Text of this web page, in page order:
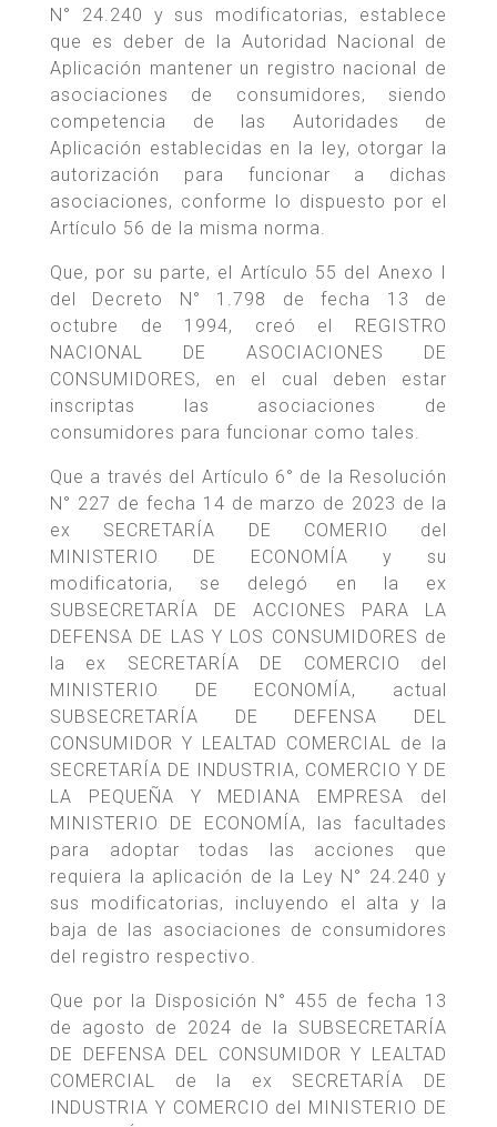
N° 24.240 y sus modificatorias, establece
que es deber de la Autoridad Nacional de
Aplicación mantener un registro nacional de
asociaciones de consumidores, siendo
competencia de las Autoridades de
Aplicación establecidas en la ley, otorgar la
autorización para funcionar a dichas
asociaciones, conforme lo dispuesto por el
Artículo 56 de la misma norma.
Que, por su parte, el Artículo 55 del Anexo I
del Decreto N° 1.798 de fecha 13 de
octubre de 1994, creó el REGISTRO
NACIONAL DE ASOCIACIONES DE
CONSUMIDORES, en el cual deben estar
inscriptas las asociaciones de
consumidores para funcionar como tales.
Que a través del Artículo 6° de la Resolución
N° 227 de fecha 14 de marzo de 2023 de la
ex SECRETARÍA DE COMERIO del
MINISTERIO DE ECONOMÍA y su
modificatoria, se delegó en la ex
SUBSECRETARÍA DE ACCIONES PARA LA
DEFENSA DE LAS Y LOS CONSUMIDORES de
la ex SECRETARÍA DE COMERCIO del
MINISTERIO DE ECONOMÍA, actual
SUBSECRETARÍA DE DEFENSA DEL
CONSUMIDOR Y LEALTAD COMERCIAL de la
SECRETARÍA DE INDUSTRIA, COMERCIO Y DE
LA PEQUEÑA Y MEDIANA EMPRESA del
MINISTERIO DE ECONOMÍA, las facultades
para adoptar todas las acciones que
requiera la aplicación de la Ley N° 24.240 y
sus modificatorias, incluyendo el alta y la
baja de las asociaciones de consumidores
del registro respectivo.
Que por la Disposición N° 455 de fecha 13
de agosto de 2024 de la SUBSECRETARÍA
DE DEFENSA DEL CONSUMIDOR Y LEALTAD
COMERCIAL de la ex SECRETARÍA DE
INDUSTRIA Y COMERCIO del MINISTERIO DE